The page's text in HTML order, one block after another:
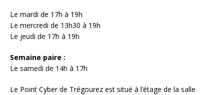
Le mardi de 17h à 19h
Le mercredi de 13h30 à 19h
Le jeudi de 17h à 19h
Semaine paire :
Le samedi de 14h à 17h
Le Point Cyber de Trégourez est situé à l’étage de la salle